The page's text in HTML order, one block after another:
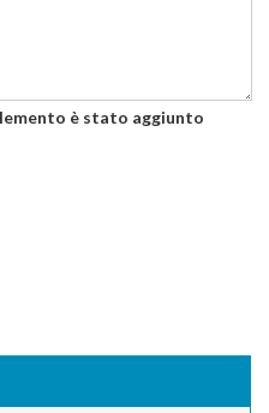
è stato aggiunto